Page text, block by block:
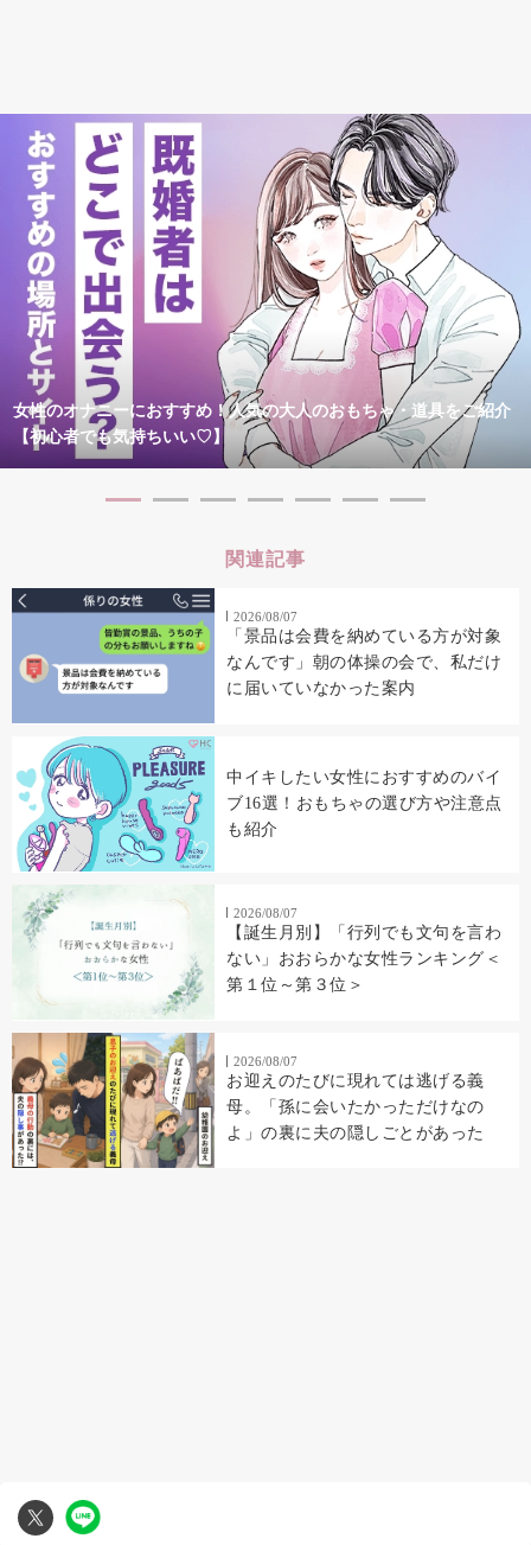
女性のオナニーにおすすめ！人気の大人のおもちゃ・道具をご紹介
【初心者でも気持ちいい♡】
関連記事
2026/08/07
「景品は会費を納めている方が対象
なんです」朝の体操の会で、私だけ
に届いていなかった案内
中イキしたい女性におすすめのバイ
ブ16選！おもちゃの選び方や注意点
も紹介
2026/08/07
【誕生月別】「行列でも文句を言わ
ない」おおらかな女性ランキング＜
第１位～第３位＞
2026/08/07
お迎えのたびに現れては逃げる義
母。「孫に会いたかっただけなの
よ」の裏に夫の隠しごとがあった